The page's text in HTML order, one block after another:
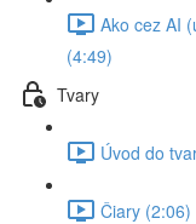
Ako cez AI
(4:49)
Tvary
Úvod do
Čiary (2:06)